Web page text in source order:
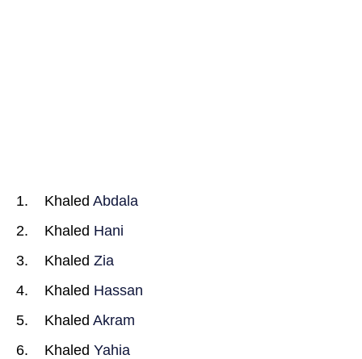
Khaled Abdala
Khaled Hani
Khaled Zia
Khaled Hassan
Khaled Akram
Khaled Yahia